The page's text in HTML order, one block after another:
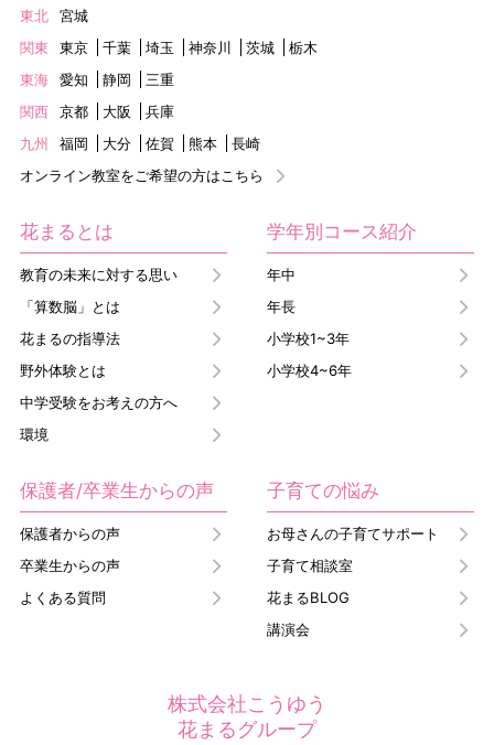
東北
宮城
関東
東京 千葉 埼玉 神奈川 茨城
栃木
東海
愛知 静岡
三重
関西
京都 大阪
兵庫
九州
福岡 大分 佐賀 熊本
長崎
オンライン教室をご希望の方はこちら
花まるとは
教育の未来に対する思い
「算数脳」とは
花まるの指導法
野外体験とは
中学受験をお考えの方へ
環境
学年別コース紹介
年中
年長
小学校1~3年
小学校4~6年
保護者/卒業生からの声
保護者からの声
卒業生からの声
よくある質問
子育ての悩み
お母さんの子育てサポート
子育て相談室
花まるBLOG
講演会
株式会社こうゆう
花まるグループ